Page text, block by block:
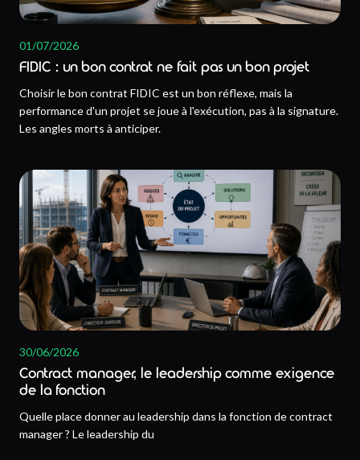
01/07/2026
FIDIC : un bon contrat ne fait pas un bon projet
Choisir le bon contrat FIDIC est un bon réflexe, mais la
performance d'un projet se joue à l'exécution, pas à la signature.
Les angles morts à anticiper.
30/06/2026
Contract manager, le leadership comme exigence
de la fonction
Quelle place donner au leadership dans la fonction de contract
manager ? Le leadership du